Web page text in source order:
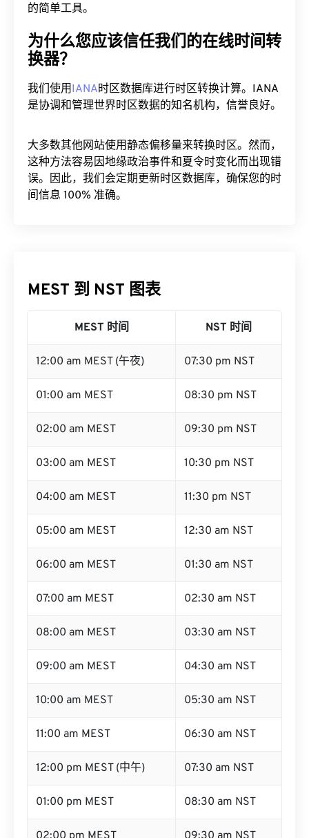
的简单工具。
为什么您应该信任我们的在线时间转
换器？
我们使用IANA时区数据库进行时区转换计算。IANA
是协调和管理世界时区数据的知名机构，信誉良好。
大多数其他网站使用静态偏移量来转换时区。然而，
这种方法容易因地缘政治事件和夏令时变化而出现错
误。因此，我们会定期更新时区数据库，确保您的时
间信息 100% 准确。
MEST 到 NST 图表
MEST 时间 NST 时间
12:00 am MEST (午夜) 07:30 pm NST
01:00 am MEST 08:30 pm NST
02:00 am MEST 09:30 pm NST
03:00 am MEST 10:30 pm NST
04:00 am MEST 11:30 pm NST
05:00 am MEST 12:30 am NST
06:00 am MEST 01:30 am NST
07:00 am MEST 02:30 am NST
08:00 am MEST 03:30 am NST
09:00 am MEST 04:30 am NST
10:00 am MEST 05:30 am NST
11:00 am MEST 06:30 am NST
12:00 pm MEST (中午) 07:30 am NST
01:00 pm MEST 08:30 am NST